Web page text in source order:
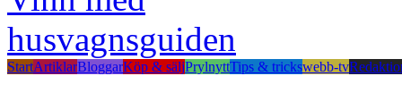
husvagnsguiden
StartArtiklarBloggarKöp & säljPrylnyttTips & trickswebb-tv